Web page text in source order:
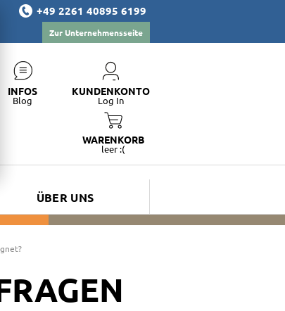
+49 2261 40895 6199
Zur Unternehmensseite
INFOS
Blog
KUNDENKONTO
Log In
WARENKORB
leer :(
ÜBER UNS